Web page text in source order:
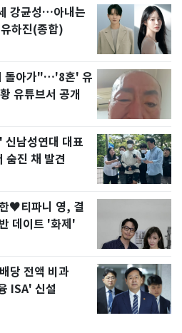
강균성…아내는
하진(종합)
돌아가"…'8혼' 유
유튜브서 공개
신남성연대 대표
숨진 채 발견
♥티파니 영, 결
데이트 '화제'
당 전액 비과
ISA' 신설